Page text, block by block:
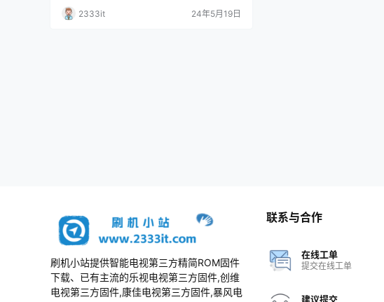
用，请下载后24小时内删除，谢谢合作！ 资料
描述 适用机型50SU560A_50DS6000A_50MY
2333it 24年5月19日
刷机小站提供智能电视第三方精简ROM固件
下载、已有主流的乐视电视第三方固件,创维
电视第三方固件,康佳电视第三方固件,暴风电
联系与合作
在线工单
提交在线工单
建议提交